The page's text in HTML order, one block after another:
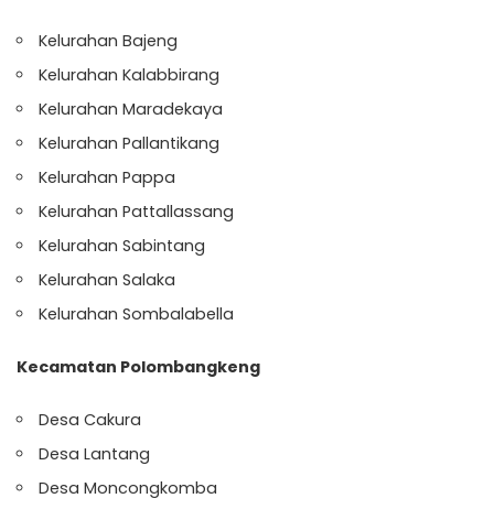
Kelurahan Bajeng
Kelurahan Kalabbirang
Kelurahan Maradekaya
Kelurahan Pallantikang
Kelurahan Pappa
Kelurahan Pattallassang
Kelurahan Sabintang
Kelurahan Salaka
Kelurahan Sombalabella
Kecamatan Polombangkeng
Desa Cakura
Desa Lantang
Desa Moncongkomba